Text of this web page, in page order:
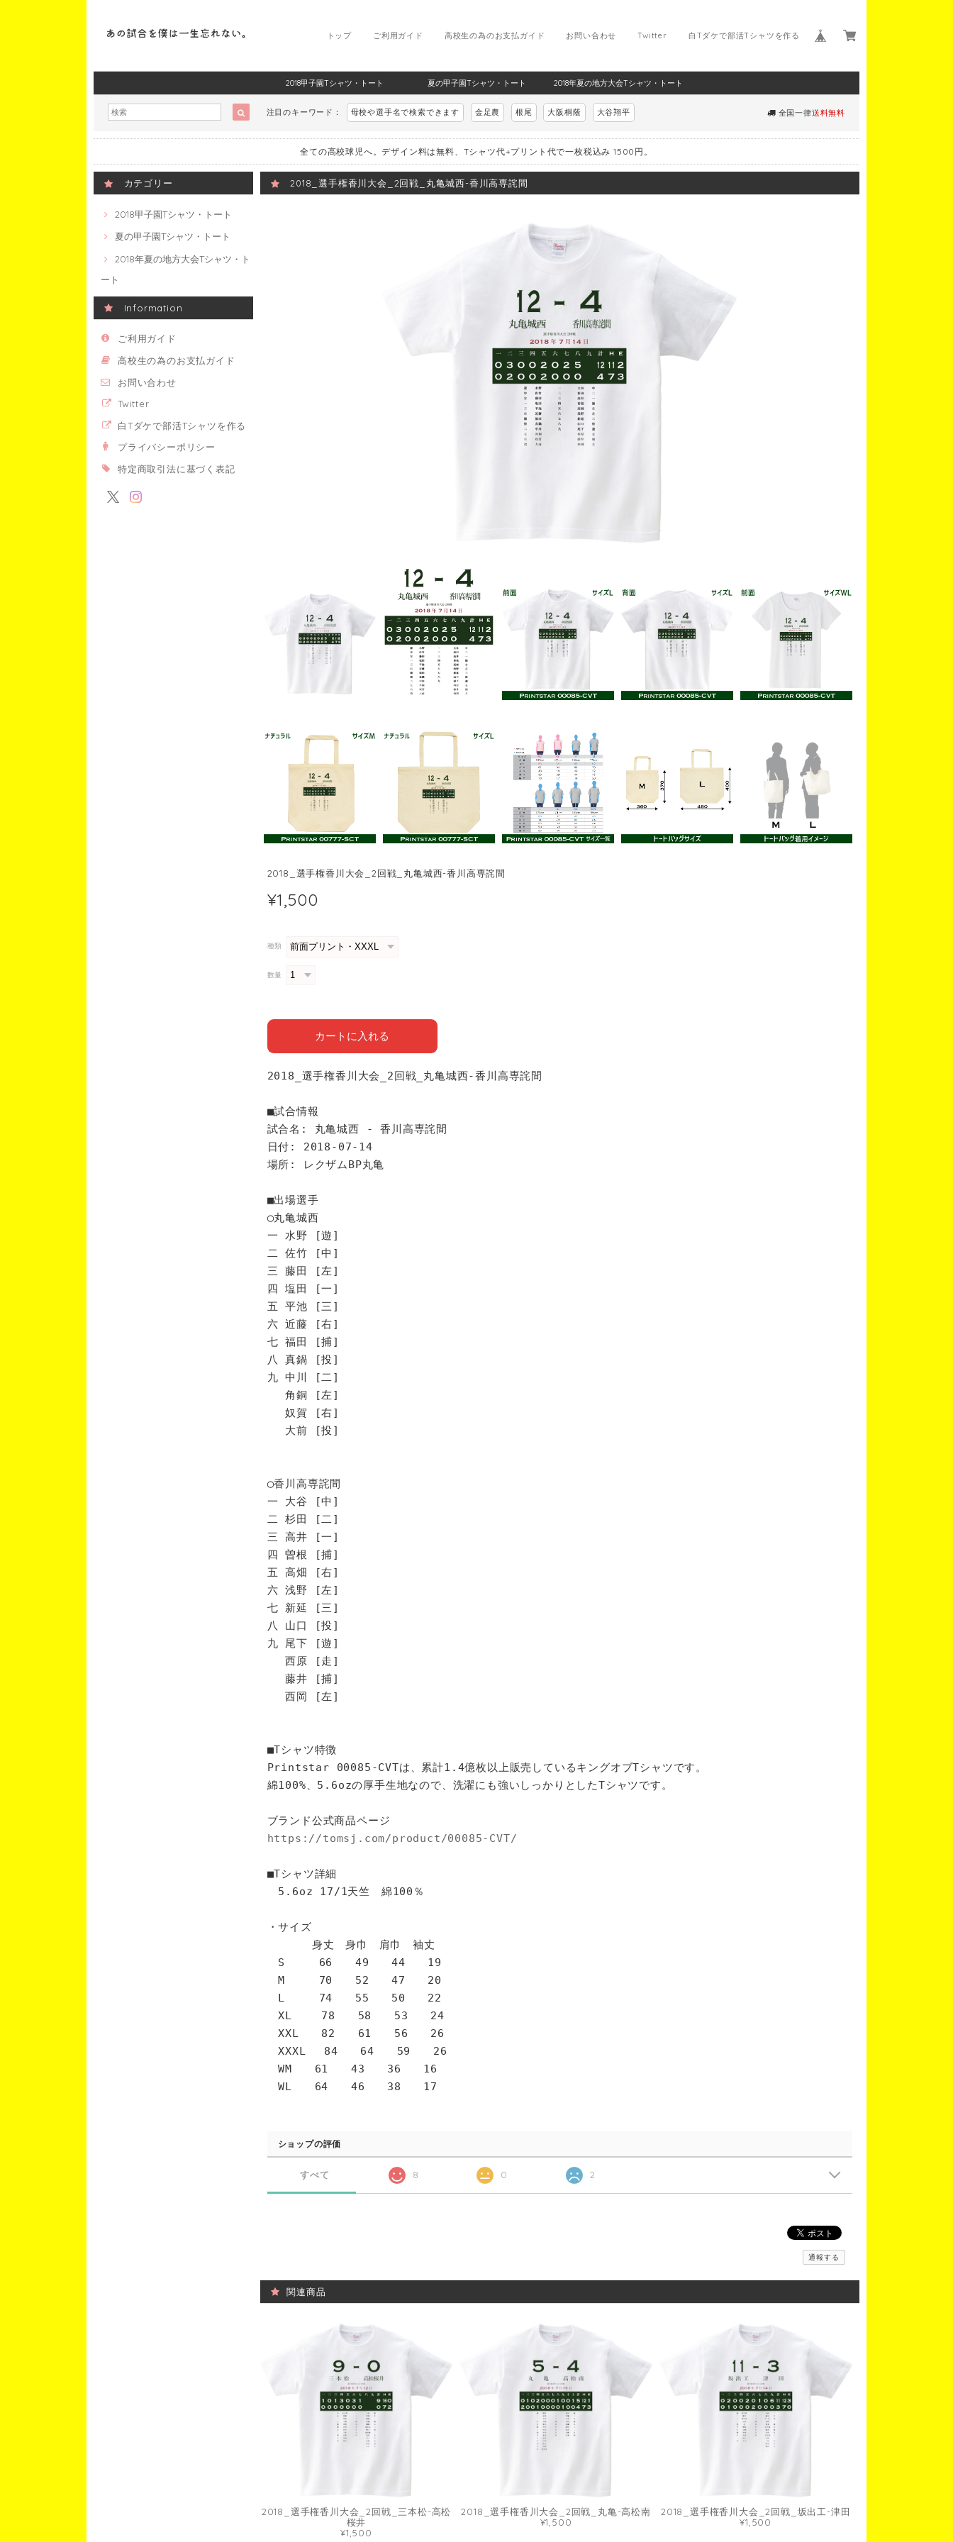
白Tダケで部活Tシャツを作る
Twitter
お問い合わせ
高校生の為のお支払ガイド
ご利用ガイド
トップ
2018甲子園Tシャツ・トート 夏の甲子園Tシャツ・トート 2018年夏の地方大会Tシャツ・トート
注目のキーワード： 母校や選手名で検索できます 金足農 根尾 大阪桐蔭 大谷翔平 全国一律送料無料
全ての高校球児へ。デザイン料は無料、Tシャツ代+プリント代で一枚税込み 1500円。
カテゴリー
2018甲子園Tシャツ・トート
夏の甲子園Tシャツ・トート
2018年夏の地方大会Tシャツ・ト
ート
Information
ご利用ガイド
高校生の為のお支払ガイド
お問い合わせ
Twitter
白Tダケで部活Tシャツを作る
プライバシーポリシー
特定商取引法に基づく表記
2018_選手権香川大会_2回戦_丸亀城西-香川高専詫間
2018_選手権香川大会_2回戦_丸亀城西-香川高専詫間
¥1,500
種類
数量
カートに入れる
2018_選手権香川大会_2回戦_丸亀城西-香川高専詫間
■試合情報
試合名: 丸亀城西 - 香川高専詫間
日付: 2018-07-14
場所: レクザムBP丸亀
■出場選手
◯丸亀城西
一 水野 [遊]
二 佐竹 [中]
三 藤田 [左]
四 塩田 [一]
五 平池 [三]
六 近藤 [右]
七 福田 [捕]
八 真鍋 [投]
九 中川 [二]
角銅 [左]
奴賀 [右]
大前 [投]
◯香川高専詫間
一 大谷 [中]
二 杉田 [二]
三 高井 [一]
四 曽根 [捕]
五 高畑 [右]
六 浅野 [左]
七 新延 [三]
八 山口 [投]
九 尾下 [遊]
西原 [走]
藤井 [捕]
西岡 [左]
■Tシャツ特徴
Printstar 00085-CVTは、累計1.4億枚以上販売しているキングオブTシャツです。
綿100%、5.6ozの厚手生地なので、洗濯にも強いしっかりとしたTシャツです。
ブランド公式商品ページ
https://tomsj.com/product/00085-CVT/
■Tシャツ詳細
5.6oz 17/1天竺 綿100％
・サイズ
身丈 身巾 肩巾 袖丈
S 66 49 44 19
M 70 52 47 20
L 74 55 50 22
XL 78 58 53 24
XXL 82 61 56 26
XXXL 84 64 59 26
WM 61 43 36 16
WL 64 46 38 17
ショップの評価
すべて 8 0 2
通報する
関連商品
2018_選手権香川大会_2回戦_三本松-高松
桜井
¥1,500
2018_選手権香川大会_2回戦_丸亀-高松南
¥1,500
2018_選手権香川大会_2回戦_坂出工-津田
¥1,500